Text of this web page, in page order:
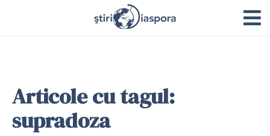
Articole cu tagul:
supradoza